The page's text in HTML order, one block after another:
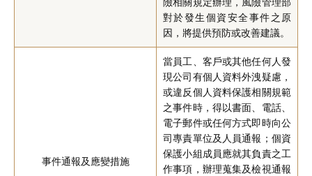
險相關規定辦理，風險管理部
對於發生個資安全事件之原
因，將提供預防或改善建議。
事件通報及應變措施
當員工、客戶或其他任何人發
現公司有個人資料外洩疑慮，
或違反個人資料保護相關規範
之事件時，得以書面、電話、
電子郵件或任何方式即時向公
司專責單位及人員通報；個資
保護小組成員應就其負責之工
作事項，辦理蒐集及檢視通報